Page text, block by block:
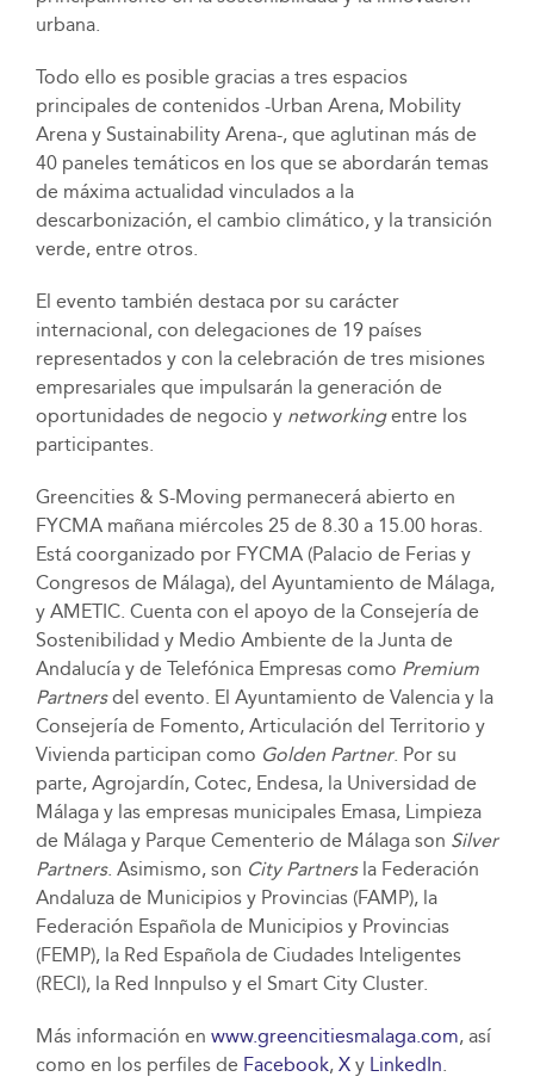
urbana.
Todo ello es posible gracias a tres espacios
principales de contenidos -Urban Arena, Mobility
Arena y Sustainability Arena-, que aglutinan más de
40 paneles temáticos en los que se abordarán temas
de máxima actualidad vinculados a la
descarbonización, el cambio climático, y la transición
verde, entre otros.
El evento también destaca por su carácter
internacional, con delegaciones de 19 países
representados y con la celebración de tres misiones
empresariales que impulsarán la generación de
oportunidades de negocio y networkingentre los
participantes.
Greencities & S-Moving permanecerá abierto en
FYCMA mañana miércoles 25 de 8.30 a 15.00 horas.
Está coorganizado por FYCMA (Palacio de Ferias y
Congresos de Málaga), del Ayuntamiento de Málaga,
y AMETIC. Cuenta con el apoyo de la Consejería de
Sostenibilidad y Medio Ambiente de la Junta de
Andalucía y de Telefónica Empresas como Premium
Partnersdel evento. El Ayuntamiento de Valencia y la
Consejería de Fomento, Articulación del Territorio y
Vivienda participan como Golden Partner. Por su
parte, Agrojardín, Cotec, Endesa, la Universidad de
Málaga y las empresas municipales Emasa, Limpieza
de Málaga y Parque Cementerio de Málaga son Silver
Partners. Asimismo, son City Partnersla Federación
Andaluza de Municipios y Provincias (FAMP), la
Federación Española de Municipios y Provincias
(FEMP), la Red Española de Ciudades Inteligentes
(RECI), la Red Innpulso y el Smart City Cluster.
Más información en www.greencitiesmalaga.com, así
como en los perfiles de Facebook, Xy LinkedIn.